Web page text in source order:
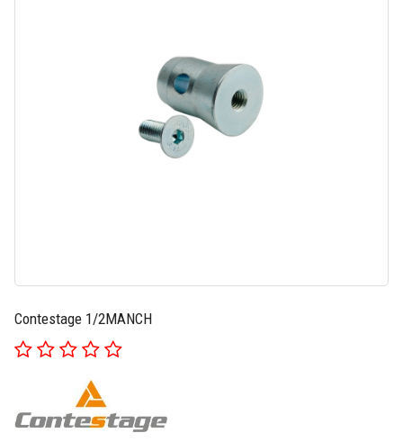
Contestage 1/2MANCH